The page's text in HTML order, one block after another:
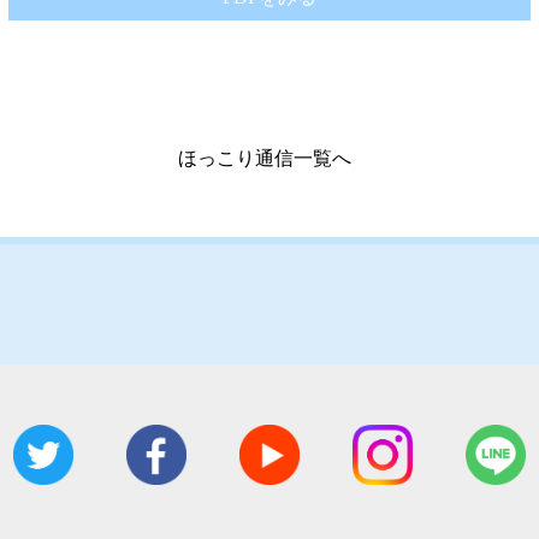
ほっこり通信一覧へ